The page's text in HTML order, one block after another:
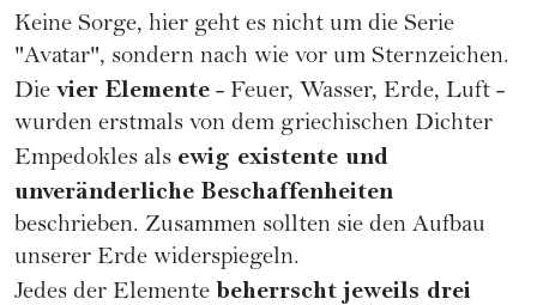
Keine Sorge, hier geht es nicht um die Serie
"Avatar", sondern nach wie vor um Sternzeichen.
Die vier Elemente - Feuer, Wasser, Erde, Luft -
wurden erstmals von dem griechischen Dichter
Empedokles als ewig existente und
unveränderliche Beschaffenheiten
beschrieben. Zusammen sollten sie den Aufbau
unserer Erde widerspiegeln.
Jedes der Elemente beherrscht jeweils drei